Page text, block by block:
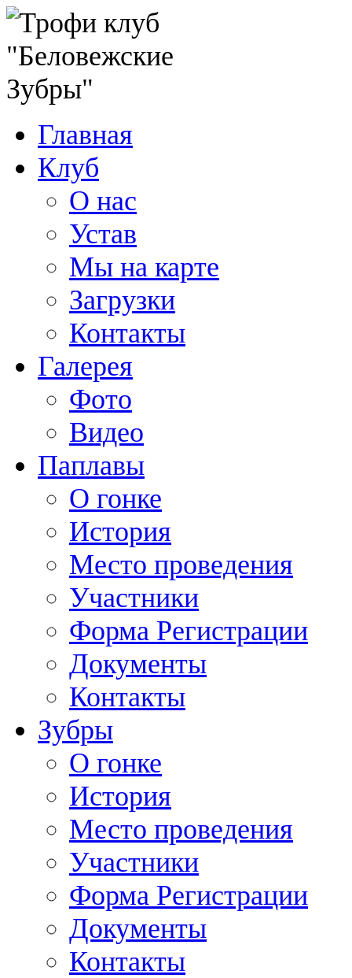
Главная
Клуб
О нас
Устав
Мы на карте
Загрузки
Контакты
Галерея
Фото
Видео
Паплавы
О гонке
История
Место проведения
Участники
Форма Регистрации
Документы
Контакты
Зубры
О гонке
История
Место проведения
Участники
Форма Регистрации
Документы
Контакты